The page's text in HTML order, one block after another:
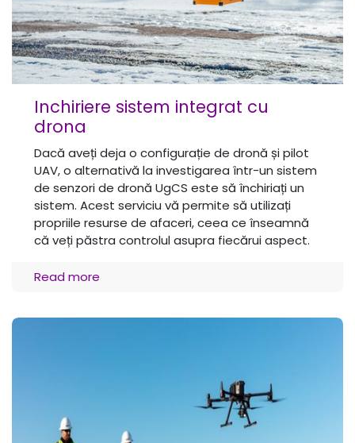
Inchiriere sistem integrat cu
drona
Dacă aveți deja o configurație de dronă și pilot
UAV, o alternativă la investigarea într-un sistem
de senzori de dronă UgCS este să închiriați un
sistem. Acest serviciu vă permite să utilizați
propriile resurse de afaceri, ceea ce înseamnă
că veți păstra controlul asupra fiecărui aspect.
Read more